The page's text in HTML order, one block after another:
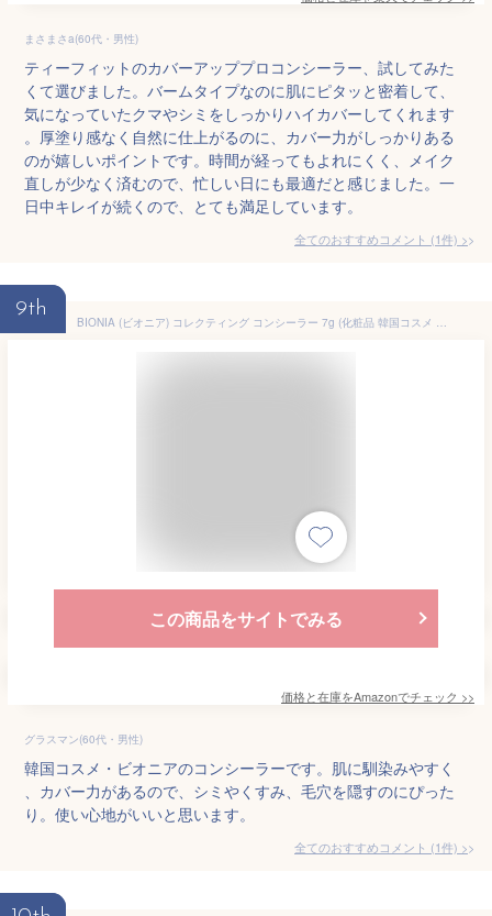
まさまさa(60代・男性)
ティーフィットのカバーアッププロコンシーラー、試してみた
くて選びました。バームタイプなのに肌にピタッと密着して、
気になっていたクマやシミをしっかりハイカバーしてくれます
。厚塗り感なく自然に仕上がるのに、カバー力がしっかりある
のが嬉しいポイントです。時間が経ってもよれにくく、メイク
直しが少なく済むので、忙しい日にも最適だと感じました。一
日中キレイが続くので、とても満足しています。
全てのおすすめコメント (1件) >
9th
BIONIA (ビオニア) コレクティング コンシーラー 7g (化粧品 韓国コスメ 韓国 コスメ 美容 毛穴 カバー 毛穴レス 毛穴隠し プレゼント ギフト 人気商品 人気 誕生日プレゼント)
この商品をサイトでみる
価格と在庫をAmazonでチェック >>
グラスマン(60代・男性)
韓国コスメ・ビオニアのコンシーラーです。肌に馴染みやすく
、カバー力があるので、シミやくすみ、毛穴を隠すのにぴった
り。使い心地がいいと思います。
全てのおすすめコメント (1件) >